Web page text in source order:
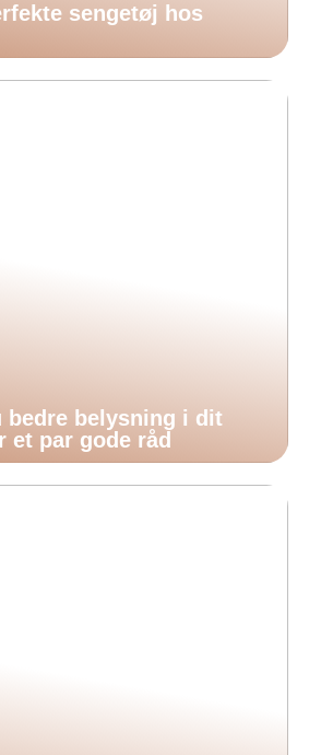
sengetøj hos
bedre belysning i dit
et par gode råd